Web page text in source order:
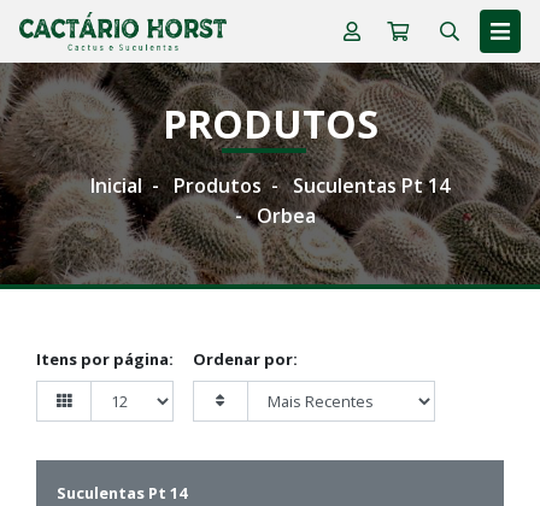
PRODUTOS
Inicial Produtos
Suculentas Pt 14
Orbea
Itens por página: Ordenar por:
Suculentas Pt 14